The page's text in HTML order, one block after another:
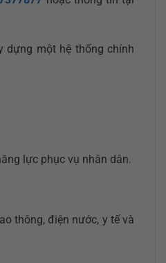
dựng một hệ thống chính
lực phục vụ nhân dân.
thông, điện nước, y tế và